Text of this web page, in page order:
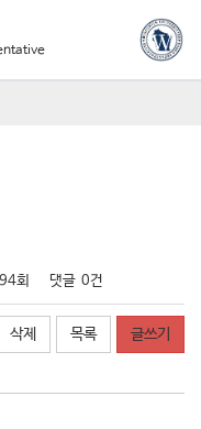
회 댓글 0건
삭제 목록 글쓰기